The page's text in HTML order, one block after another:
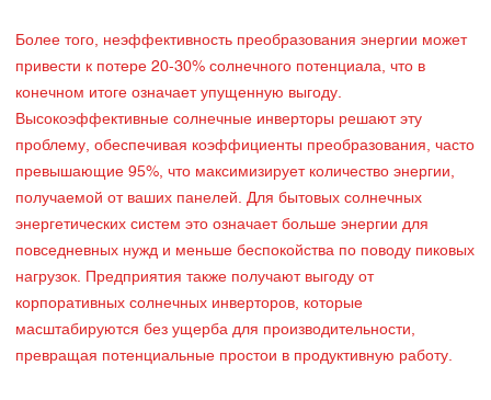
Более того, неэффективность преобразования энергии может
привести к потере 20-30% солнечного потенциала, что в
конечном итоге означает упущенную выгоду.
Высокоэффективные солнечные инверторы решают эту
проблему, обеспечивая коэффициенты преобразования, часто
превышающие 95%, что максимизирует количество энергии,
получаемой от ваших панелей. Для бытовых солнечных
энергетических систем это означает больше энергии для
повседневных нужд и меньше беспокойства по поводу пиковых
нагрузок. Предприятия также получают выгоду от
корпоративных солнечных инверторов, которые
масштабируются без ущерба для производительности,
превращая потенциальные простои в продуктивную работу.